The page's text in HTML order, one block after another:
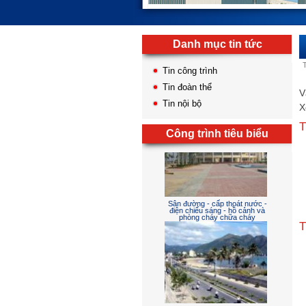
Danh mục tin tức
Tin công trình
Tin đoàn thể
Tin nội bộ
Công trình tiêu biểu
Sân đường - cấp thoát nước -
điện chiếu sáng - hồ cảnh và
phòng cháy chữa cháy